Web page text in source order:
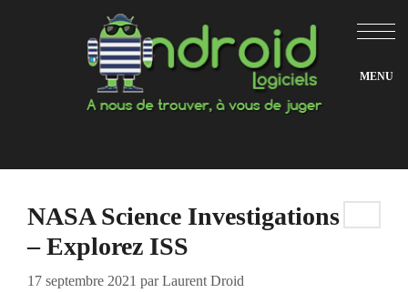
NASA Science Investigations
– Explorez ISS
17 septembre 2021 parLaurent Droid